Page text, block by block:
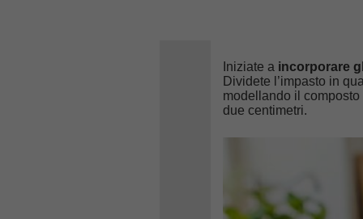
Iniziate a incorporare
Dividete l’impasto in
modellando il
due centimetri.